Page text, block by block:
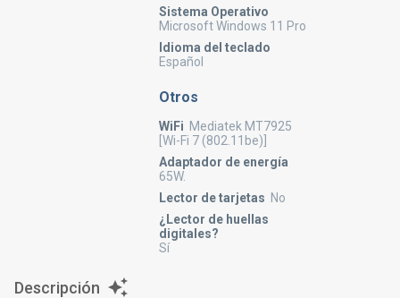
Sistema Operativo
Microsoft Windows 11 Pro
Idioma del teclado
Español
Otros
WiFi Mediatek MT7925
[Wi-Fi 7 (802.11be)]
Adaptador de energía
65W.
Lector de tarjetas No
¿Lector de huellas
digitales?
Sí
Descripción